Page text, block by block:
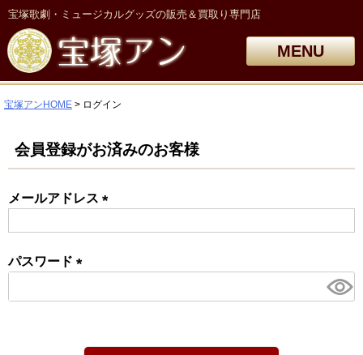
宝塚歌劇・ミュージカルグッズの販売＆買取り専門店
MENU
宝塚アンHOME ログイン
会員登録がお済みのお客様
メールアドレス
パスワード
須)